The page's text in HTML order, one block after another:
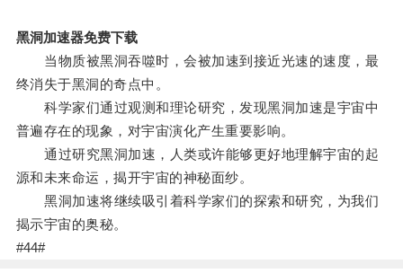
黑洞加速器免费下载
当物质被黑洞吞噬时，会被加速到接近光速的速度，最
终消失于黑洞的奇点中。
科学家们通过观测和理论研究，发现黑洞加速是宇宙中
普遍存在的现象，对宇宙演化产生重要影响。
通过研究黑洞加速，人类或许能够更好地理解宇宙的起
源和未来命运，揭开宇宙的神秘面纱。
黑洞加速将继续吸引着科学家们的探索和研究，为我们
揭示宇宙的奥秘。
#44#